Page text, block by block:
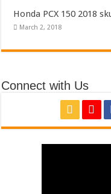
Honda PCX 150 2018
March 2, 2018
Connect with Us